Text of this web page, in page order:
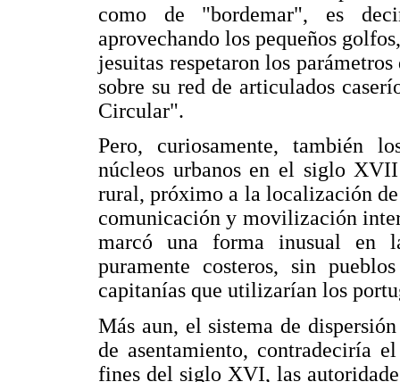
como de "bordemar", es
aprovechando los pequeños
jesuitas respetaron los
sobre su red de articulados
Circular".
Pero, curiosamente, también
núcleos urbanos en el siglo
rural, próximo a la localización
comunicación y movilización
marcó una forma inusual en
puramente costeros, sin
capitanías que utilizarían los
Más aun, el sistema de
de asentamiento, contradeciría
fines del siglo XVI, las